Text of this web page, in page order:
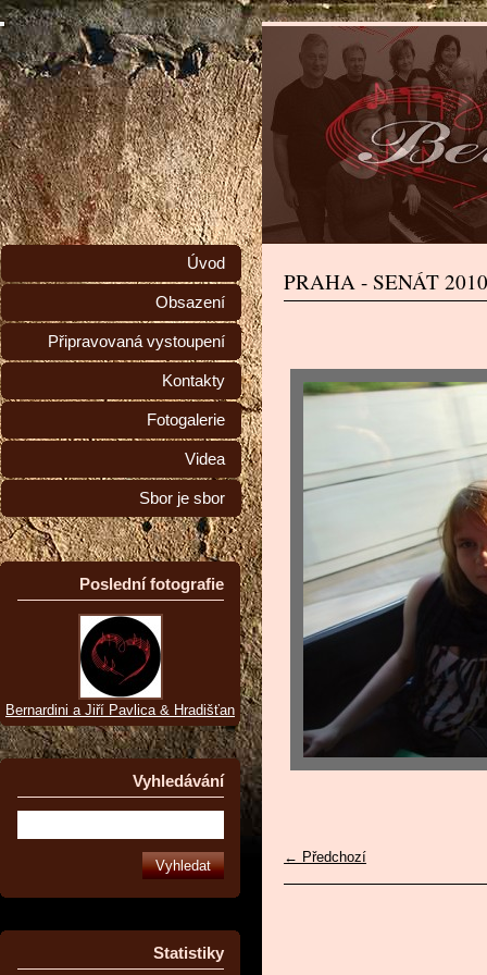
PRAHA - SENÁT 2010
← Předchozí
Úvod
Obsazení
Připravovaná vystoupení
Kontakty
Fotogalerie
Videa
Sbor je sbor
Poslední fotografie
Bernardini a Jiří Pavlica & Hradišťan
Vyhledávání
Statistiky